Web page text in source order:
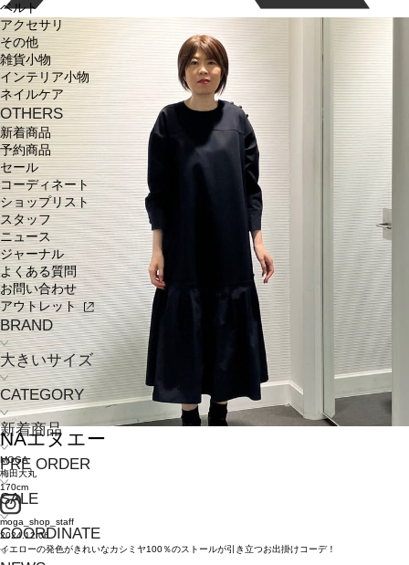
ベルト
アクセサリ
その他
雑貨小物
インテリア小物
ネイルケア
OTHERS
新着商品
予約商品
セール
コーディネート
ショップリスト
スタッフ
ニュース
ジャーナル
よくある質問
お問い合わせ
アウトレット
BRAND
大きいサイズ
CATEGORY
新着商品
PRE ORDER
SALE
COORDINATE
NAエヌエー
MOGA
梅田大丸
170cm
moga_shop_staff
2024.12.06
イエローの発色がきれいなカシミヤ100％のストールが引き立つお出掛けコーデ！